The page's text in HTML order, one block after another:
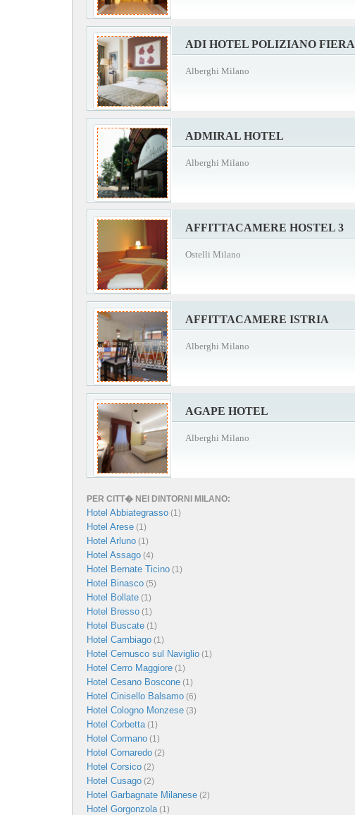
ADI HOTEL POLIZIANO FIERA
Alberghi Milano
ADMIRAL HOTEL
Alberghi Milano
AFFITTACAMERE HOSTEL 3
Ostelli Milano
AFFITTACAMERE ISTRIA
Alberghi Milano
AGAPE HOTEL
Alberghi Milano
PER CITT� NEI DINTORNI MILANO:
Hotel Abbiategrasso (1)
Hotel Arese (1)
Hotel Arluno (1)
Hotel Assago (4)
Hotel Bernate Ticino (1)
Hotel Binasco (5)
Hotel Bollate (1)
Hotel Bresso (1)
Hotel Buscate (1)
Hotel Cambiago (1)
Hotel Cernusco sul Naviglio (1)
Hotel Cerro Maggiore (1)
Hotel Cesano Boscone (1)
Hotel Cinisello Balsamo (6)
Hotel Cologno Monzese (3)
Hotel Corbetta(1)
Hotel Cormano (1)
Hotel Cornaredo (2)
Hotel Corsico (2)
Hotel Cusago (2)
Hotel Garbagnate Milanese (2)
Hotel Gorgonzola(1)